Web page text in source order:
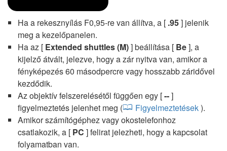
Ha a rekesznyílás F0,95-re van állítva, a [ .95] jelenik
meg a kezelőpanelen.
Ha az [ Extended shuttles (M)] beállítása [ Be], a
kijelző átvált, jelezve, hogy a zár nyitva van, amikor a
fényképezés 60 másodpercre vagy hosszabb záridővel
kezdődik.
Az objektív felszerelésétől függően egy [--]
figyelmeztetés jelenhet meg (
Figyelmeztetések).
Amikor számítógéphez vagy okostelefonhoz
csatlakozik, a [ PC ] felirat jelezheti, hogy a kapcsolat
folyamatban van.